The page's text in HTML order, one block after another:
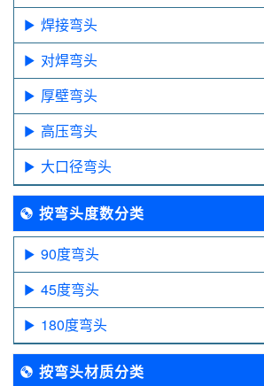
焊接弯头
对焊弯头
厚壁弯头
高压弯头
大口径弯头
按弯头度数分类
90度弯头
45度弯头
180度弯头
按弯头材质分类